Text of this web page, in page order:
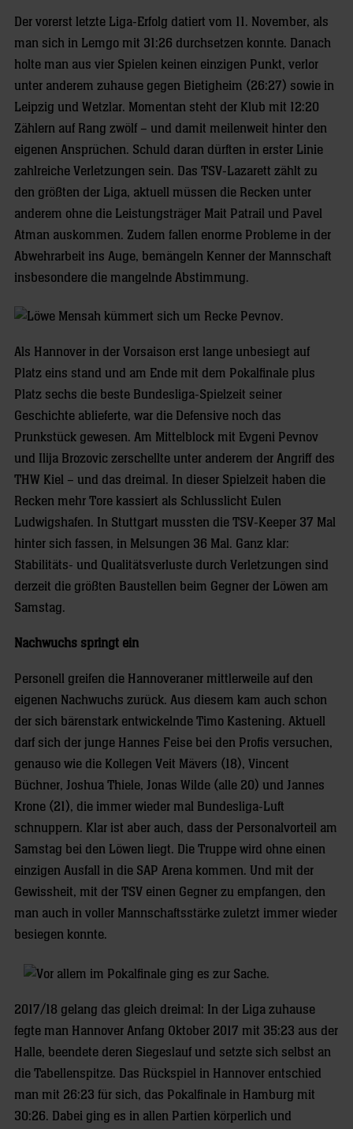
Der vorerst letzte Liga-Erfolg datiert vom 11. November, als
man sich in Lemgo mit 31:26 durchsetzen konnte. Danach
holte man aus vier Spielen keinen einzigen Punkt, verlor
unter anderem zuhause gegen Bietigheim (26:27) sowie in
Leipzig und Wetzlar. Momentan steht der Klub mit 12:20
Zählern auf Rang zwölf – und damit meilenweit hinter den
eigenen Ansprüchen. Schuld daran dürften in erster Linie
zahlreiche Verletzungen sein. Das TSV-Lazarett zählt zu
den größten der Liga, aktuell müssen die Recken unter
anderem ohne die Leistungsträger Mait Patrail und Pavel
Atman auskommen. Zudem fallen enorme Probleme in der
Abwehrarbeit ins Auge, bemängeln Kenner der Mannschaft
insbesondere die mangelnde Abstimmung.
Als Hannover in der Vorsaison erst lange unbesiegt auf
Platz eins stand und am Ende mit dem Pokalfinale plus
Platz sechs die beste Bundesliga-Spielzeit seiner
Geschichte ablieferte, war die Defensive noch das
Prunkstück gewesen. Am Mittelblock mit Evgeni Pevnov
und Ilija Brozovic zerschellte unter anderem der Angriff des
THW Kiel – und das dreimal. In dieser Spielzeit haben die
Recken mehr Tore kassiert als Schlusslicht Eulen
Ludwigshafen. In Stuttgart mussten die TSV-Keeper 37 Mal
hinter sich fassen, in Melsungen 36 Mal. Ganz klar:
Stabilitäts- und Qualitätsverluste durch Verletzungen sind
derzeit die größten Baustellen beim Gegner der Löwen am
Samstag.
Nachwuchs springt ein
Personell greifen die Hannoveraner mittlerweile auf den
eigenen Nachwuchs zurück. Aus diesem kam auch schon
der sich bärenstark entwickelnde Timo Kastening. Aktuell
darf sich der junge Hannes Feise bei den Profis versuchen,
genauso wie die Kollegen Veit Mävers (18), Vincent
Büchner, Joshua Thiele, Jonas Wilde (alle 20) und Jannes
Krone (21), die immer wieder mal Bundesliga-Luft
schnuppern. Klar ist aber auch, dass der Personalvorteil am
Samstag bei den Löwen liegt. Die Truppe wird ohne einen
einzigen Ausfall in die SAP Arena kommen. Und mit der
Gewissheit, mit der TSV einen Gegner zu empfangen, den
man auch in voller Mannschaftsstärke zuletzt immer wieder
besiegen konnte.
2017/18 gelang das gleich dreimal: In der Liga zuhause
fegte man Hannover Anfang Oktober 2017 mit 35:23 aus der
Halle, beendete deren Siegeslauf und setzte sich selbst an
die Tabellenspitze. Das Rückspiel in Hannover entschied
man mit 26:23 für sich, das Pokalfinale in Hamburg mit
30:26. Dabei ging es in allen Partien körperlich und